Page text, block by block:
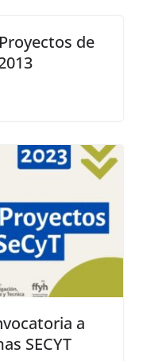
SECYT